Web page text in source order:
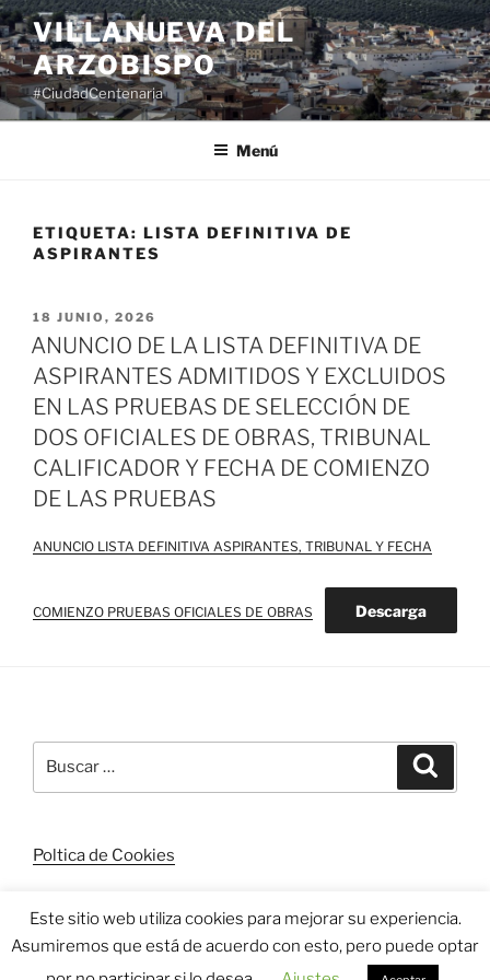
Saltar
al
contenido
VILLANUEVA DEL
ARZOBISPO
#CiudadCentenaria
Menú
ETIQUETA: LISTA DEFINITIVA DE
ASPIRANTES
PUBLICADO
EL
18 JUNIO, 2026
ANUNCIO DE LA LISTA DEFINITIVA DE
ASPIRANTES ADMITIDOS Y EXCLUIDOS
EN LAS PRUEBAS DE SELECCIÓN DE
DOS OFICIALES DE OBRAS, TRIBUNAL
CALIFICADOR Y FECHA DE COMIENZO
DE LAS PRUEBAS
ANUNCIO LISTA DEFINITIVA ASPIRANTES, TRIBUNAL Y FECHA
COMIENZO PRUEBAS OFICIALES DE OBRAS Descarga
por:
Poltica de Cookies
Este sitio web utiliza cookies para mejorar su experiencia.
Asumiremos que está de acuerdo con esto, pero puede optar